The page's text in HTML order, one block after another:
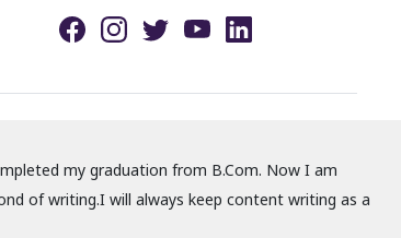
my graduation from B.Com. Now I am
of writing.I will always keep content writing as a